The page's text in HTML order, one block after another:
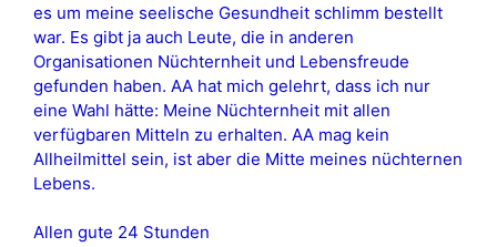
es um meine seelische Gesundheit schlimm bestellt
war. Es gibt ja auch Leute, die in anderen
Organisationen Nüchternheit und Lebensfreude
gefunden haben. AA hat mich gelehrt, dass ich nur
eine Wahl hätte: Meine Nüchternheit mit allen
verfügbaren Mitteln zu erhalten. AA mag kein
Allheilmittel sein, ist aber die Mitte meines nüchternen
Lebens.
Allen gute 24 Stunden